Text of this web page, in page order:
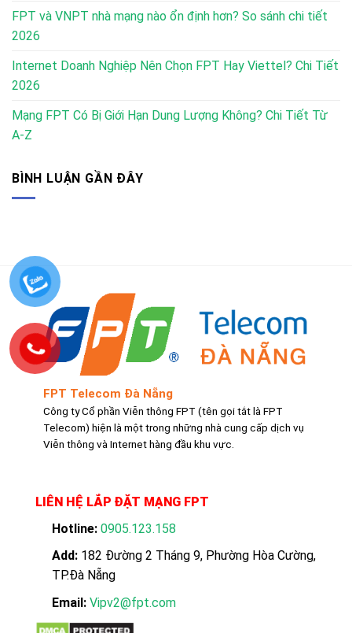
FPT và VNPT nhà mạng nào ổn định hơn? So sánh chi tiết
2026
Internet Doanh Nghiệp Nên Chọn FPT Hay Viettel? Chi Tiết
2026
Mạng FPT Có Bị Giới Hạn Dung Lượng Không? Chi Tiết Từ
A-Z
BÌNH LUẬN GẦN ĐÂY
FPT Telecom Đà Nẵng
Công ty Cổ phần Viễn thông FPT (tên gọi tắt là FPT
Telecom) hiện là một trong những nhà cung cấp dịch vụ
Viễn thông và Internet hàng đầu khu vực.
LIÊN HỆ LẮP ĐẶT MẠNG FPT
Hotline: 0905.123.158
Add: 182 Đường 2 Tháng 9, Phường Hòa Cường,
TP.Đà Nẵng
Email: Vipv2@fpt.com